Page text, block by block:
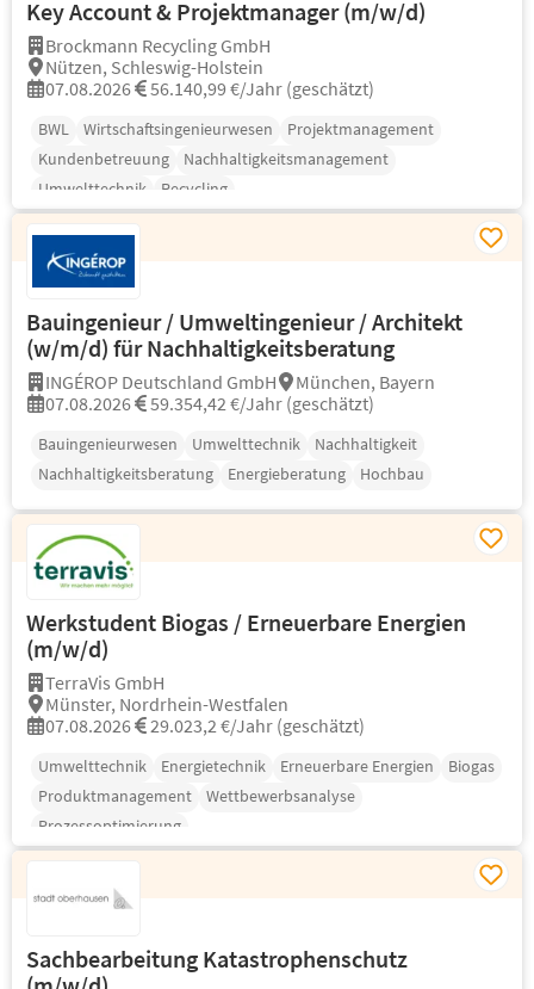
Key Account & Projektmanager (m/w/d)
Brockmann Recycling GmbH
Nützen, Schleswig-Holstein
07.08.2026
56.140,99 €/Jahr (geschätzt)
BWL Wirtschaftsingenieurwesen
Projektmanagement
Kundenbetreuung
Nachhaltigkeitsmanagement
Umwelttechnik
Recycling
Bauingenieur / Umweltingenieur / Architekt
(w/m/d) für Nachhaltigkeitsberatung
INGÉROP Deutschland GmbH
München, Bayern
07.08.2026
59.354,42 €/Jahr (geschätzt)
Bauingenieurwesen Umwelttechnik
Nachhaltigkeit
Nachhaltigkeitsberatung
Energieberatung Hochbau
Werkstudent Biogas / Erneuerbare Energien
(m/w/d)
TerraVis GmbH
Münster, Nordrhein-Westfalen
07.08.2026
29.023,2 €/Jahr (geschätzt)
Umwelttechnik Energietechnik Erneuerbare Energien
Biogas
Produktmanagement
Wettbewerbsanalyse
Prozessoptimierung
Sachbearbeitung Katastrophenschutz